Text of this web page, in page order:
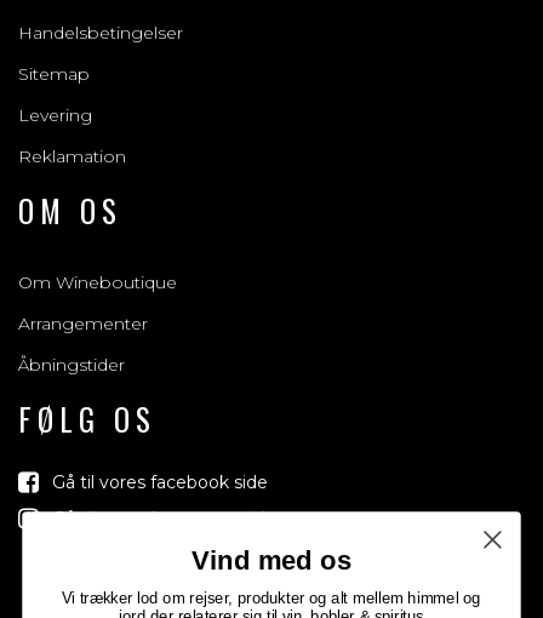
Handelsbetingelser
Sitemap
Levering
Reklamation
OM OS
Om Wineboutique
Arrangementer
Åbningstider
FØLG OS
Gå til vores facebook side
Gå til vores Instagram side
Vind med os
Vi trækker lod om rejser, produkter og alt mellem himmel og